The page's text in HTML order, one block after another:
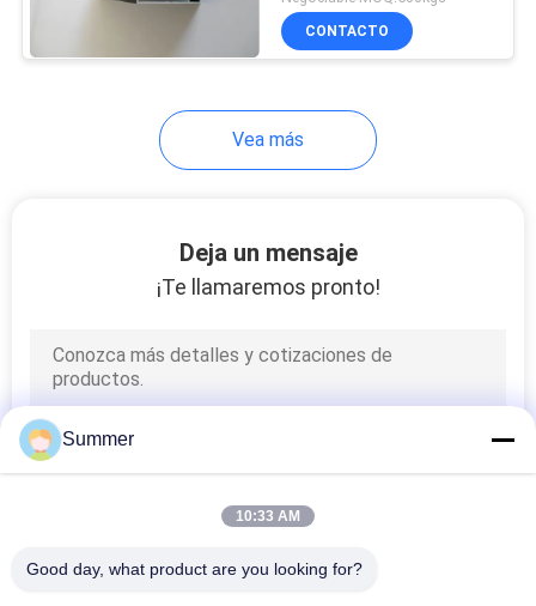
perfiles de aluminio
Perfil industrial de
aluminio
cerca pintado
CONTACTO
Vea más
Deja un mensaje
¡Te llamaremos pronto!
Summer
10:33 AM
Good day, what product are you looking for?